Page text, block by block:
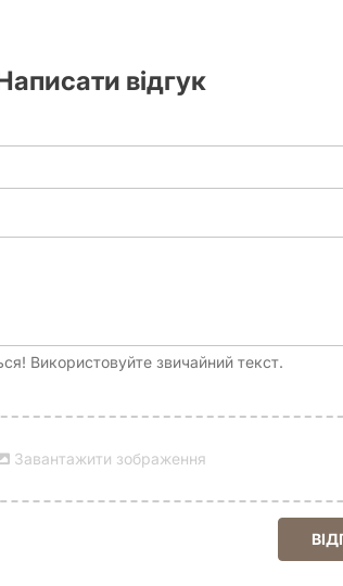
відгук
Використовуйте звичайний текст.
Завантажити зображення